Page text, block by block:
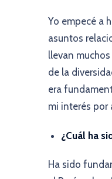
Yo empecé a
asuntos
llevan
de la
era
mi interés por
¿Cuál ha
Ha sido